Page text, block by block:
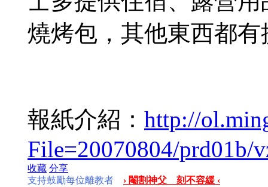
燒烤包，其他東西都有
報紙介紹： http://
File=20070804/prd01b/
收藏 分享
支持鼓勵每位離教者
› 閹割神父 刻不容緩 ‹